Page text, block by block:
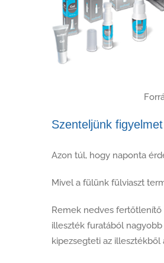
Szenteljünk
Azon túl, hogy naponta
Mivel a fülünk fülviaszt
Remek nedves
illeszték furatából
kipezsegteti az illesztékből